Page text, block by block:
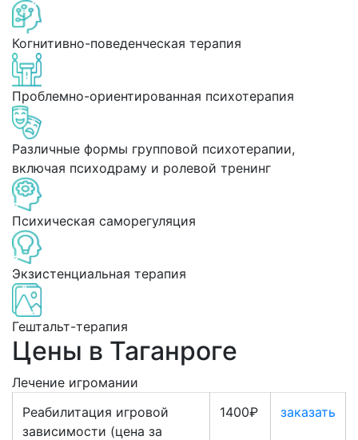
Когнитивно-поведенческая терапия
Проблемно-ориентированная психотерапия
Различные формы групповой психотерапии,
включая психодраму и ролевой тренинг
Психическая саморегуляция
Экзистенциальная терапия
Гештальт-терапия
Цены в Таганроге
Лечение игромании
Реабилитация игровой
зависимости (цена за
1400₽ заказать